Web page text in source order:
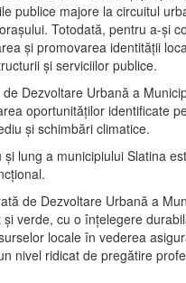
publice majore la circuitul
Totodată, pentru a-şi
şi promovarea identităţii
şi serviciilor publice.
Dezvoltare Urbană a
oportunităţilor identificate
şi schimbări climatice.
lung a municipiului Slatina
de Dezvoltare Urbană a
verde, cu o înţelegere
locale în vederea
nivel ridicat de pregătire